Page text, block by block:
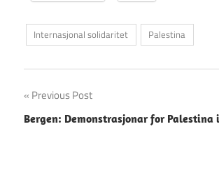
Internasjonal solidaritet Palestina
Innleggsnavigasjon
Previous Post
Bergen: Demonstrasjonar for Palestina